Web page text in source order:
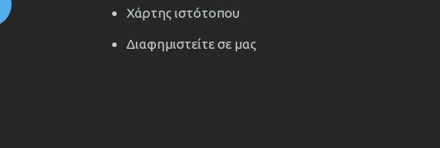
Χάρτης ιστότοπου
Διαφημιστείτε σε μας